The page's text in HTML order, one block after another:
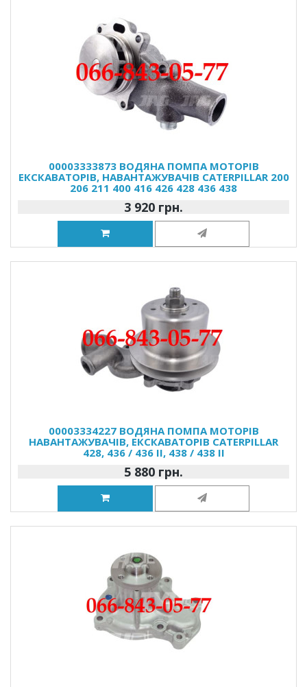
00003333873 ВОДЯНА ПОМПА МОТОРІВ
ЕКСКАВАТОРІВ, НАВАНТАЖУВАЧІВ CATERPILLAR 200
206 211 400 416 426 428 436 438
3 920 грн.
00003334227 ВОДЯНА ПОМПА МОТОРІВ
НАВАНТАЖУВАЧІВ, ЕКСКАВАТОРІВ CATERPILLAR
428, 436 / 436 II, 438 / 438 II
5 880 грн.